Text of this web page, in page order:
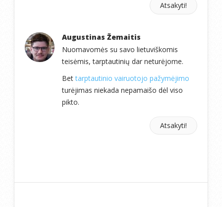
Atsakyti!
Augustinas Žemaitis
Nuomavomės su savo lietuviškomis
teisėmis, tarptautinių dar neturėjome.
Bettarptautinio vairuotojo pažymėjimo
turėjimas niekada nepamaišo dėl viso
pikto.
Atsakyti!